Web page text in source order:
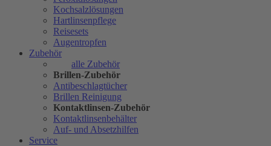
Kochsalzlösungen
Hartlinsenpflege
Reisesets
Augentropfen
Zubehör
alle Zubehör
Brillen-Zubehör
Antibeschlagtücher
Brillen Reinigung
Kontaktlinsen-Zubehör
Kontaktlinsenbehälter
Auf- und Absetzhilfen
Service